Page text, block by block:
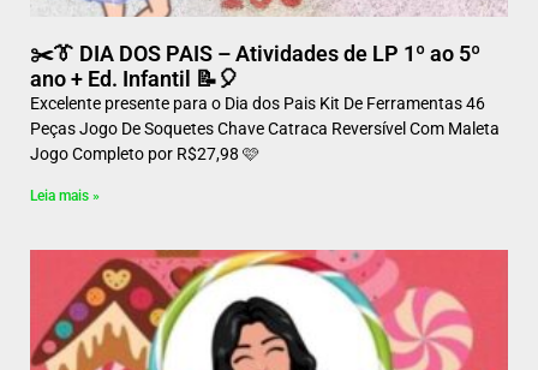
✂️👔 DIA DOS PAIS – Atividades de LP 1º ao 5º
ano + Ed. Infantil 📝🎈
Excelente presente para o Dia dos Pais Kit De Ferramentas 46
Peças Jogo De Soquetes Chave Catraca Reversível Com Maleta
Jogo Completo por R$27,98 🩷
Leia mais »